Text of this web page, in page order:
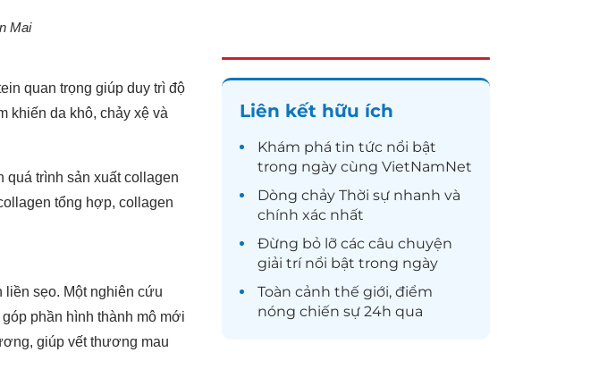
Mai
quan trọng giúp duy trì độ
khiến da khô, chảy xệ và
quá trình sản xuất collagen
tổng hợp, collagen
liền sẹo. Một nghiên cứu
phần hình thành mô mới
giúp vết thương mau
Liên kết hữu ích
Khám phá tin tức nổi bật
trong ngày cùng VietNamNet
Dòng chảy Thời sự nhanh và
chính xác nhất
Đừng bỏ lỡ các câu chuyện
giải trínổi bật trong ngày
Toàn cảnh thế giới, điểm
nóng chiến sự 24h qua